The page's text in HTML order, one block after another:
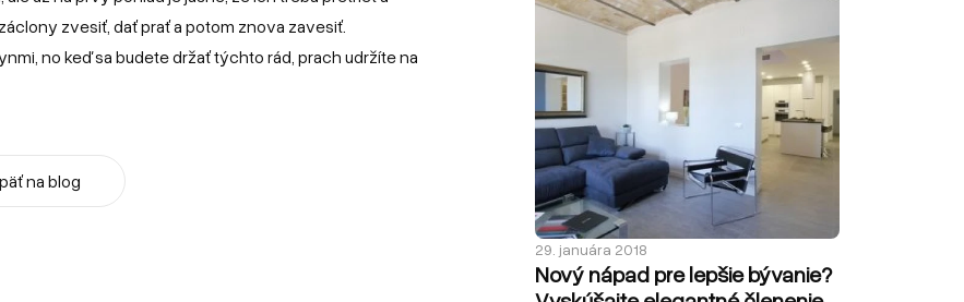
zvesiť, dať prať a potom znova zavesiť.
no keď sa budete držať týchto rád, prach udržíte na
na blog
29. januára 2018
Nový nápad pre lepšie bývanie?